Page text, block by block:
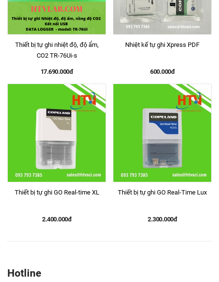
Thiết bị tự ghi nhiệt độ, độ ẩm,
CO2 TR-76Ui-s
17.690.000đ
Nhiệt kế tự ghi Xpress PDF
600.000đ
Thiết bị tự ghi GO Real-time XL
2.400.000đ
Thiết bị tự ghi GO Real-Time Lux
2.300.000đ
Hotline